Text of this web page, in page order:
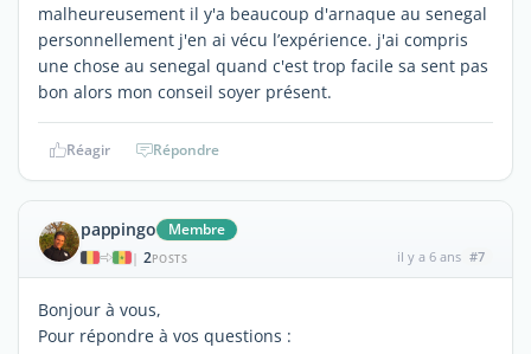
malheureusement il y'a beaucoup d'arnaque au senegal
personnellement j'en ai vécu l’expérience. j'ai compris
une chose au senegal quand c'est trop facile sa sent pas
bon alors mon conseil soyer présent.
Réagir Répondre
pappingo Membre
| 2POSTS il y a 6 ans #7
Bonjour à vous,
Pour répondre à vos questions :